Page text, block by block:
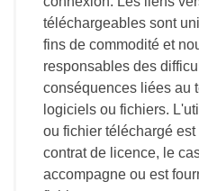
téléchargeables sont
fins de commodité et
responsables des
conséquences liées au
logiciels ou fichiers.
ou fichier téléchargé
contrat de licence, le
accompagne ou est